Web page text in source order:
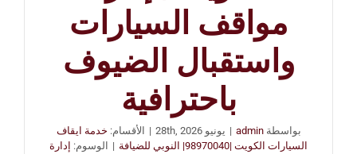
مواقف السيارات
واستقبال الضيوف
باحترافية
بواسطةadmin
| يونيو 28th, 2026 | الأقسام: خدمة ايقاف
السيارات الكويت |98970040| النوبي للضيافة
| الوسوم: إدارة